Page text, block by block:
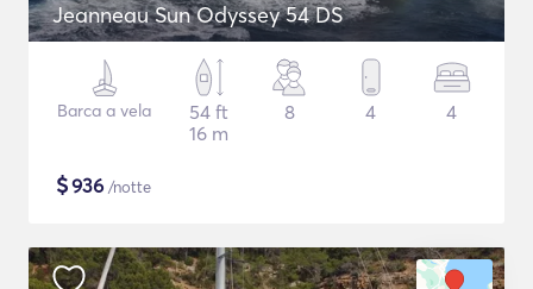
Jeanneau Sun Odyssey 54 DS
Barca a vela
54 ft
16 m
8 4 4
$936 /notte